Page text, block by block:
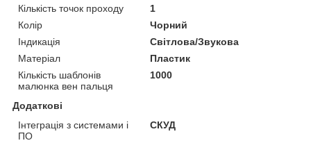
Кількість точок проходу
1
Колір
Чорний
Індикація
Світлова/Звукова
Матеріал
Пластик
Кількість шаблонів
малюнка вен пальця
1000
Додаткові
Інтеграція з системами і
ПО
СКУД